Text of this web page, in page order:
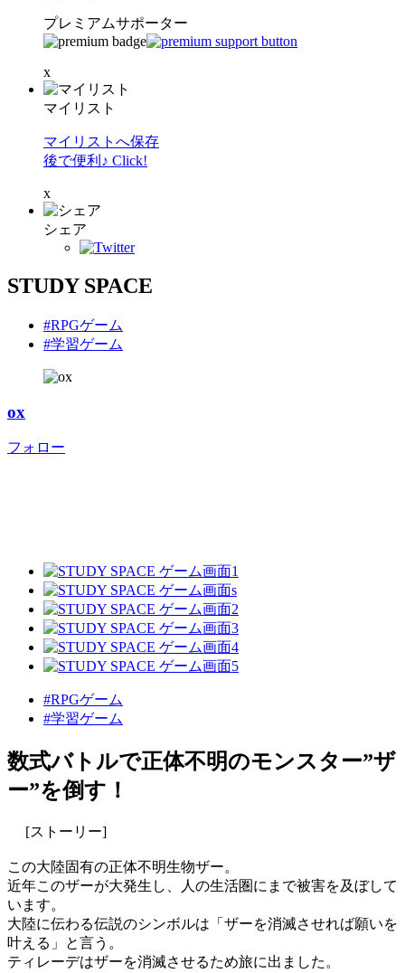
プレミアムサポーター
x
マイリスト
マイリストへ保存
後で便利♪ Click!
x
シェア
STUDY SPACE
#RPGゲーム
#学習ゲーム
ox
フォロー
#RPGゲーム
#学習ゲーム
数式バトルで正体不明のモンスター”ザ
ー”を倒す！
[ストーリー]
この大陸固有の正体不明生物ザー。
近年このザーが大発生し、人の生活圏にまで被害を及ぼして
います。
大陸に伝わる伝説のシンボルは「ザーを消滅させれば願いを
叶える」と言う。
ティレーデはザーを消滅させるため旅に出ました。